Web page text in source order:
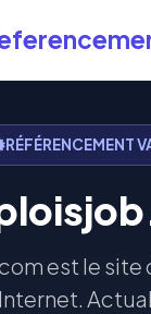
RÉFÉRENCEMENT
est le site